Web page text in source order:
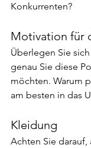
Konkurrenten?
Motivation für
Überlegen Sie
genau Sie diese
möchten. Warum
am besten in das
Kleidung
Achten Sie darauf,